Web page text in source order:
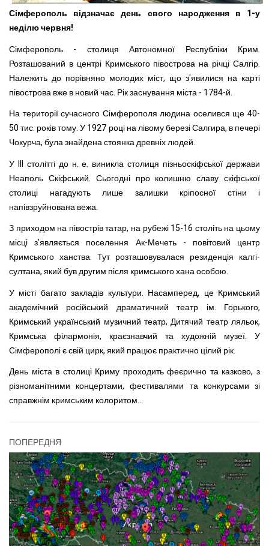
Сімферополь відзначає день свого народження в 1-у
неділю червня!
Сімферополь - столиця Автономної Республіки Крим.
Розташований в центрі Кримського півострова на річці Салгір.
Належить до порівняно молодих міст, що з'явилися на карті
півострова вже в новий час. Рік заснування міста - 1784-й.
На території сучасного Сімферополя людина оселився ще 40-
50 тис. років тому. У 1927 році на лівому березі Салгира, в печері
Чокурча, була знайдена стоянка древніх людей.
У III столітті до н. е. виникла столиця пізньоскіфської держави
Неаполь Скіфський. Сьогодні про колишню славу скіфської
столиці нагадують лише залишки кріпосної стіни і
напівзруйнована вежа.
З приходом на півострів татар, на рубежі 15-16 століть на цьому
місці з'являється поселення Ак-Мечеть - повітовий центр
Кримського ханства. Тут розташовувалася резиденція калгі-
султана, який був другим після кримського хана особою.
У місті багато закладів культури. Насамперед, це Кримський
академічний російський драматичний театр ім. Горького,
Кримський український музичний театр, Дитячий театр ляльок,
Кримська філармонія, краєзнавчий та художній музеї. У
Сімферополі є свій цирк, який працює практично цілий рік.
День міста в столиці Криму проходить феєрично та казково, з
різноманітними концертами, фестивалями та конкурсами зі
справжнім кримським колоритом…
ПОПЕРЕДНЯ